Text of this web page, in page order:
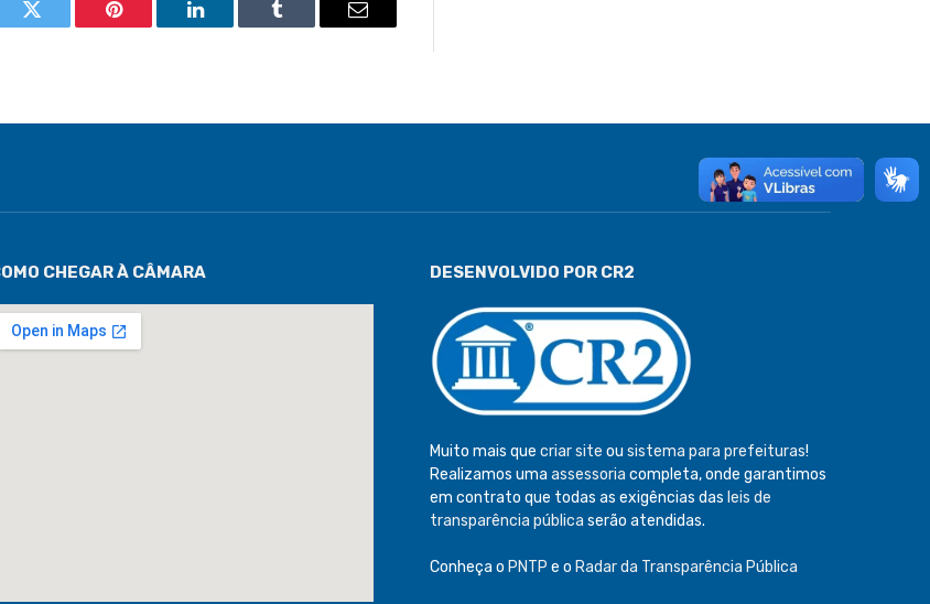
Twitter Pinterest LinkedIn Tumblr Email
CHEGAR À CÂMARA DESENVOLVIDO POR CR2
Muito mais que criar site ou sistema para prefeituras!
Realizamos uma assessoria completa, onde garantimos
em contrato que todas as exigências das leis de
transparência pública serão atendidas.
Conheça o PNTP e o Radar da Transparência Pública